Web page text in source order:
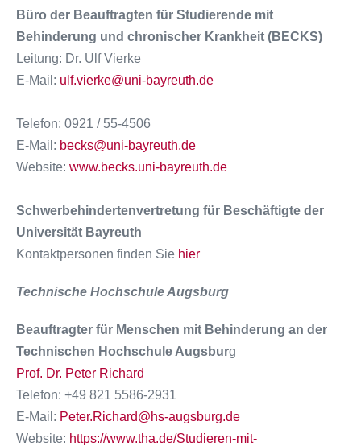
Büro der Beauftragten für Studierende mit
Behinderung und chronischer Krankheit (BECKS)
Leitung: Dr. Ulf Vierke
E-Mail: ulf.vierke@uni-bayreuth.de
Telefon: 0921 / 55-4506
E-Mail: becks@uni-bayreuth.de
Website: www.becks.uni-bayreuth.de
Schwerbehindertenvertretung für Beschäftigte der
Universität Bayreuth
Kontaktpersonen finden Sie hier
Technische Hochschule Augsburg
Beauftragter für Menschen mit Behinderung an der
Technischen Hochschule Augsburg
Prof. Dr. Peter Richard
Telefon: +49 821 5586-2931
E-Mail: Peter.Richard@hs-augsburg.de
Website: https://www.tha.de/Studieren-mit-